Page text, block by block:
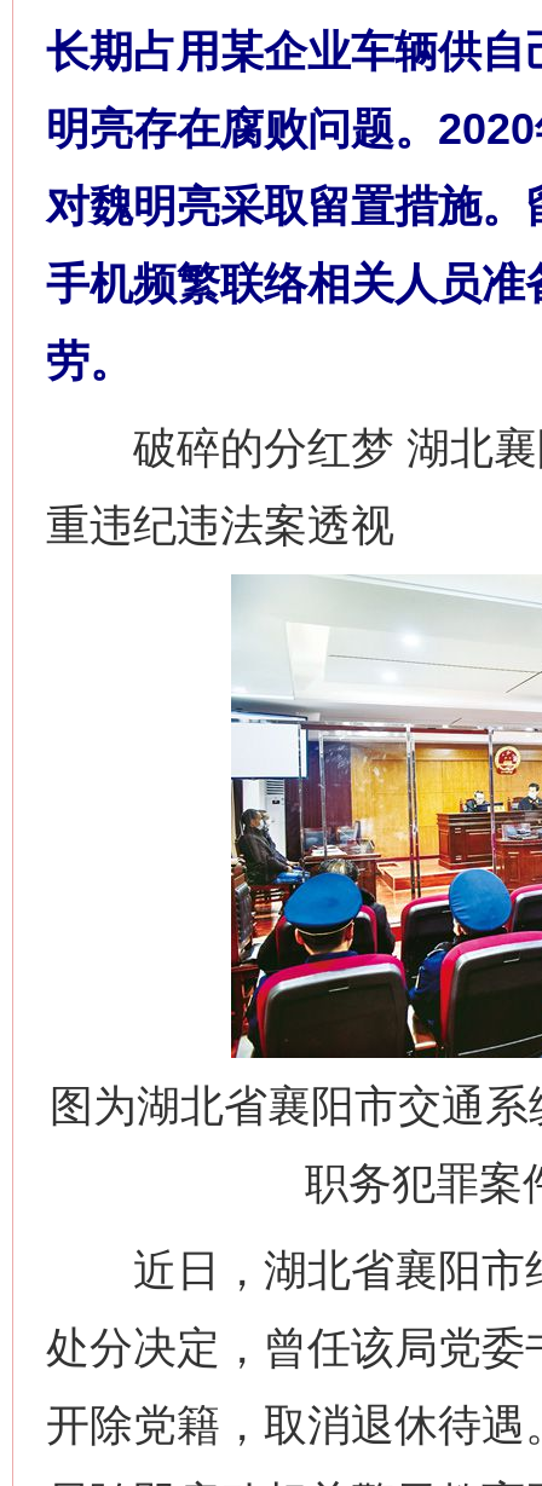
长期占用某企业车辆供
明亮存在腐败问题。
对魏明亮采取留置措施
手机频繁联络相关人员
劳。
破碎的分红梦 湖北襄
重违纪违法案透视
图为湖北省襄阳市交通
职务犯罪案
近日，湖北省襄阳市
处分决定，曾任该局党
开除党籍，取消退休待